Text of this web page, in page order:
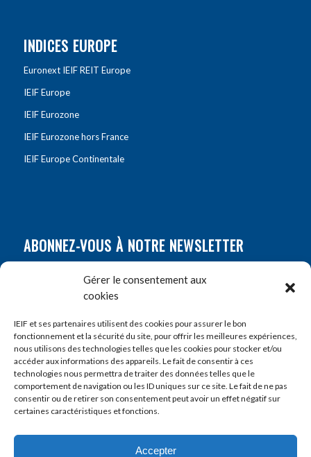
Gérer le consentement aux
cookies
IEIF et ses partenaires utilisent des cookies pour assurer le bon
fonctionnement et la sécurité du site, pour offrir les meilleures expériences,
nous utilisons des technologies telles que les cookies pour stocker et/ou
accéder aux informations des appareils. Le fait de consentir à ces
technologies nous permettra de traiter des données telles que le
comportement de navigation ou les ID uniques sur ce site. Le fait de ne pas
consentir ou de retirer son consentement peut avoir un effet négatif sur
certaines caractéristiques et fonctions.
Accepter
INDICES EUROPE
Euronext IEIF REIT Europe
IEIF Europe
IEIF Eurozone
IEIF Eurozone hors France
IEIF Europe Continentale
ABONNEZ-VOUS À NOTRE NEWSLETTER
Prénom*
E-mail*